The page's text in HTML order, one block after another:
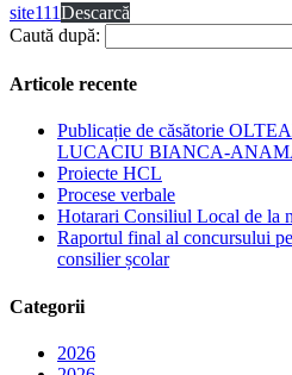
site111Descarcă
Caută după:
Articole recente
Publicație de căsătorie
LUCACIU BIANCA-
Proiecte HCL
Procese verbale
Hotarari Consiliul Local de la
Raportul final al concursului
consilier școlar
Categorii
2026